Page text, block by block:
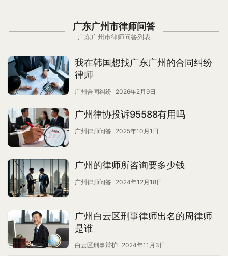
广东广州市律师问答
广东广州市律师问答列表
我在韩国想找广东广州的合同纠纷
律师
广州合同纠纷 2026年2月9日
广州律协投诉95588有用吗
广州律师问答 2025年10月1日
广州的律师所咨询要多少钱
广州律师问答 2024年12月18日
广州白云区刑事律师出名的周律师
是谁
白云区刑事辩护 2024年11月3日